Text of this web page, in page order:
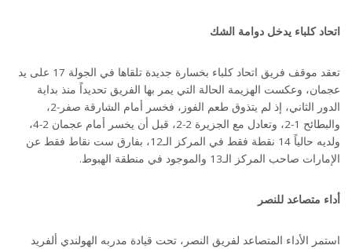
اتحاد كلباء يدخل دوامة الشك
تعقد موقف فريق اتحاد كلباء بخسارة جديدة تلقاها في الجولة 17 على يد
عجمان، وعكست الهزيمة الحالة التي يمر بها الفريق تحديداً منذ بداية
الدور الثاني، إذ لم يتذوق طعم الفوز، فخسر أمام الشارقة صفر-2،
والبطائح 1-2، وتعادل مع الجزيرة 2-2، قبل أن يخسر أمام عجمان 2-4،
ولديه حالياً 14 نقطة فقط في المركز الـ12، بفارق ست نقاط فقط عن
الإمارات صاحب المركز الـ13 والموجود في منطقة الهبوط.
أداء متصاعد للنصر
استمر الأداء المتصاعد لفريق النصر، تحت قيادة مدربه الهولندي ألفريد